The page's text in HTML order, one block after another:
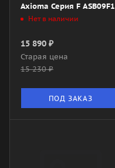
Axioma Серия F ASB09F1
Нет в наличии
15 890 ₽
Старая цена
15 230₽
ПОД ЗАКАЗ